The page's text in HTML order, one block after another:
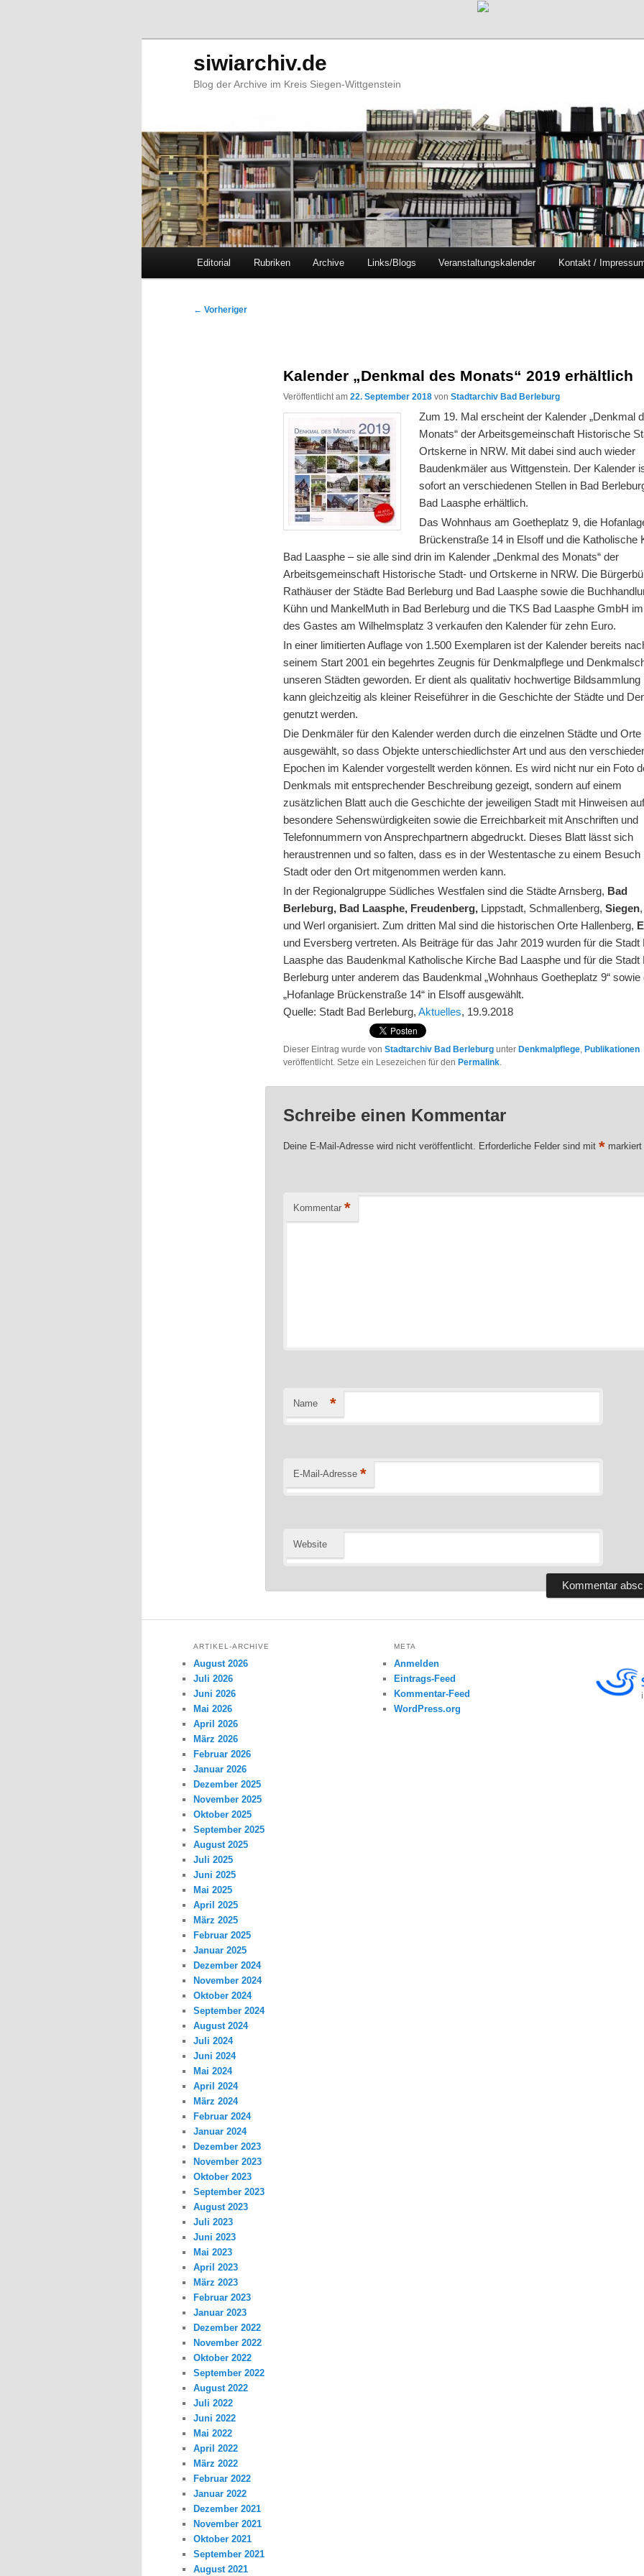
siwiarchiv.de
Blog der Archive im Kreis Siegen-Wittgenstein
Zum
Zum
Editorial Rubriken Archive Links/Blogs Veranstaltungskalender Kontakt /
Beitragsnavigation
← Vorheriger
Kalender „Denkmal des Monats“ 2019 erhältlich
Veröffentlicht am22. September 2018 vonStadtarchiv Bad Berleburg
Zum 19. Mal erscheint der Kalender „Denkmal
Monats“ der Arbeitsgemeinschaft Historische
Ortskerne in NRW. Mit dabei sind auch wieder
Baudenkmäler aus Wittgenstein. Der Kalender
sofort an verschiedenen Stellen in Bad
Bad Laasphe erhältlich.
Das Wohnhaus am Goetheplatz 9, die
Brückenstraße 14 in Elsoff und die Katholische
Bad Laasphe – sie alle sind drin im Kalender „Denkmal des Monats“ der
Arbeitsgemeinschaft Historische Stadt- und Ortskerne in NRW. Die
Rathäuser der Städte Bad Berleburg und Bad Laasphe sowie die
Kühn und MankelMuth in Bad Berleburg und die TKS Bad Laasphe GmbH
des Gastes am Wilhelmsplatz 3 verkaufen den Kalender für zehn Euro.
In einer limitierten Auflage von 1.500 Exemplaren ist der Kalender bereits
seinem Start 2001 ein begehrtes Zeugnis für Denkmalpflege und
unseren Städten geworden. Er dient als qualitativ hochwertige Bildsammlung
kann gleichzeitig als kleiner Reiseführer in die Geschichte der Städte und
genutzt werden.
Die Denkmäler für den Kalender werden durch die einzelnen Städte und Orte
ausgewählt, so dass Objekte unterschiedlichster Art und aus den
Epochen im Kalender vorgestellt werden können. Es wird nicht nur ein Foto
Denkmals mit entsprechender Beschreibung gezeigt, sondern auf einem
zusätzlichen Blatt auch die Geschichte der jeweiligen Stadt mit Hinweisen
besondere Sehenswürdigkeiten sowie die Erreichbarkeit mit Anschriften und
Telefonnummern von Ansprechpartnern abgedruckt. Dieses Blatt lässt sich
heraustrennen und so falten, dass es in der Westentasche zu einem Besuch
Stadt oder den Ort mitgenommen werden kann.
In der Regionalgruppe Südliches Westfalen sind die Städte Arnsberg, Bad
Berleburg, Bad Laasphe, Freudenberg, Lippstadt, Schmallenberg,Siegen
und Werl organisiert. Zum dritten Mal sind die historischen Orte Hallenberg,
und Eversberg vertreten. Als Beiträge für das Jahr 2019 wurden für die Stadt
Laasphe das Baudenkmal Katholische Kirche Bad Laasphe und für die Stadt
Berleburg unter anderem das Baudenkmal „Wohnhaus Goetheplatz 9“ sowie
„Hofanlage Brückenstraße 14“ in Elsoff ausgewählt.
Quelle: Stadt Bad Berleburg,Aktuelles, 19.9.2018
Dieser Eintrag wurde vonStadtarchiv Bad Berleburg unter Denkmalpflege, Publikationen
veröffentlicht. Setze ein Lesezeichen für den Permalink.
Schreibe einen Kommentar
Deine E-Mail-Adresse wird nicht veröffentlicht. Erforderliche Felder sind mit* markiert
Kommentar *
Name *
E-Mail-Adresse *
Website
ARTIKEL-ARCHIVE
August 2026
Juli 2026
Juni 2026
Mai 2026
April 2026
März 2026
Februar 2026
Januar 2026
Dezember 2025
November 2025
Oktober 2025
September 2025
August 2025
Juli 2025
Juni 2025
Mai 2025
April 2025
März 2025
Februar 2025
Januar 2025
Dezember 2024
November 2024
Oktober 2024
September 2024
August 2024
Juli 2024
Juni 2024
Mai 2024
April 2024
März 2024
Februar 2024
Januar 2024
Dezember 2023
November 2023
Oktober 2023
September 2023
August 2023
Juli 2023
Juni 2023
Mai 2023
April 2023
März 2023
Februar 2023
Januar 2023
Dezember 2022
November 2022
Oktober 2022
September 2022
August 2022
Juli 2022
Juni 2022
Mai 2022
April 2022
März 2022
Februar 2022
Januar 2022
Dezember 2021
November 2021
Oktober 2021
September 2021
August 2021
META
Anmelden
Eintrags-Feed
Kommentar-Feed
WordPress.org